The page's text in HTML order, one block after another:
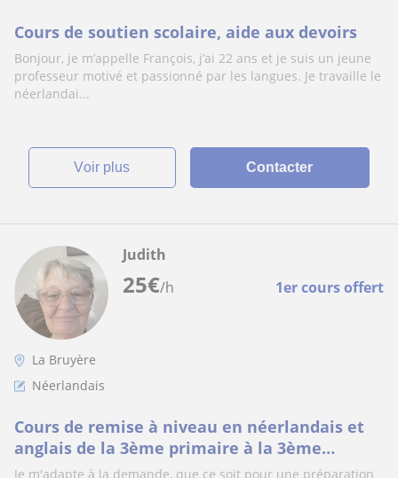
Cours de soutien scolaire, aide aux devoirs
Bonjour, je m’appelle François, j’ai 22 ans et je suis un jeune
professeur motivé et passionné par les langues. Je travaille le
néerlandai...
voir plus Contacter
25€/h 1er cours offert
Judith
La Bruyère
Néerlandais
Cours de remise à niveau en néerlandais et
anglais de la 3ème primaire à la 3ème
secondaire
Je m'adapte à la demande, que ce soit pour une préparation